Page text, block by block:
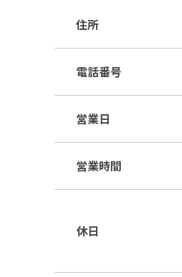
住所
電話番号
営業日
営業時間
休日